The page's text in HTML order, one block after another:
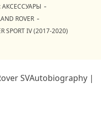
ROVER
SPORT IV (2017-2020)